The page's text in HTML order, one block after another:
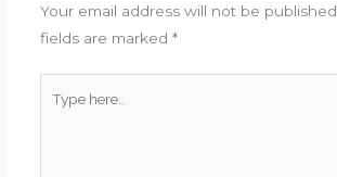
Your email address will not be published.
fields are marked *
here..